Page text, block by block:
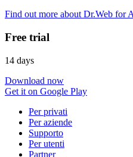
Find out more about Dr.Web for
Free trial
14 days
Download now
Get it on Google Play
Per privati
Per aziende
Supporto
Per utenti
Partner